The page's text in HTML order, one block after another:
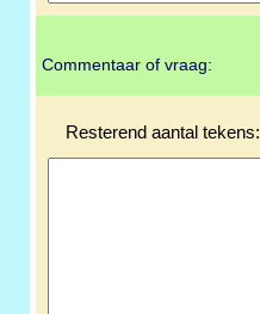
Commentaar of vraag:
Resterend aantal tekens: